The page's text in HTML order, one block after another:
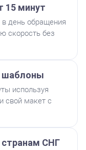
15 минут
день обращения
скорость без
шаблоны
используя
свой макет с
СНГ